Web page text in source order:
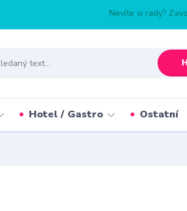
Nevíte si rady?
Hotel / Gastro Ostatní